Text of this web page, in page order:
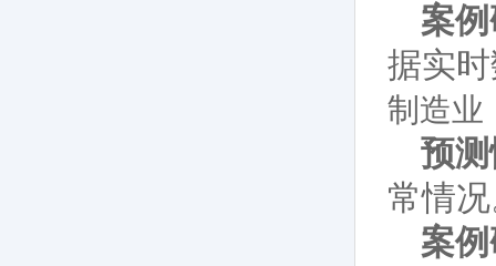
案
据实
制造业
预
常情
案